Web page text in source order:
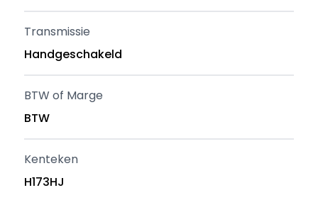
Transmissie
Handgeschakeld
BTW of Marge
BTW
Kenteken
H173HJ